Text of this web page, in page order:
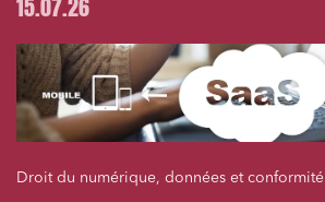
15.07.26
Droit du numérique, données et conformité